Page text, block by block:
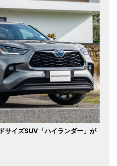
サイズSUV「ハイランダー」が